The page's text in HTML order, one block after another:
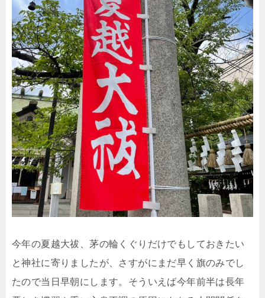
今年の夏越大祓、茅の輪くぐりだけでもしておきたい
と神社に寄りましたが、さすがにまだ早く旗のみでし
たので当日早朝にします。そういえば今年前半は長年